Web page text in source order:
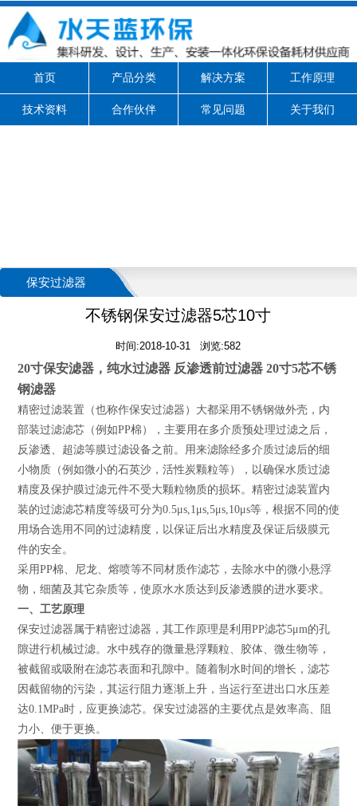
首页 产品分类 解决方案 工作原理
技术资料 合作伙伴 常见问题 关于我们
保安过滤器
不锈钢保安过滤器5芯10寸
时间:2018-10-31 浏览:582
20寸保安滤器，纯水过滤器 反渗透前过滤器 20寸5芯不锈
钢滤器
精密过滤装置（也称作保安过滤器）大都采用不锈钢做外壳，内
部装过滤滤芯（例如PP棉），主要用在多介质预处理过滤之后，
反渗透、超滤等膜过滤设备之前。用来滤除经多介质过滤后的细
小物质（例如微小的石英沙，活性炭颗粒等），以确保水质过滤
精度及保护膜过滤元件不受大颗粒物质的损坏。精密过滤装置内
装的过滤滤芯精度等级可分为0.5μs,1μs,5μs,10μs等，根据不同的使
用场合选用不同的过滤精度，以保证后出水精度及保证后级膜元
件的安全。
采用PP棉、尼龙、熔喷等不同材质作滤芯，去除水中的微小悬浮
物，细菌及其它杂质等，使原水水质达到反渗透膜的进水要求。
一、工艺原理
保安过滤器属于精密过滤器，其工作原理是利用PP滤芯5μm的孔
隙进行机械过滤。水中残存的微量悬浮颗粒、胶体、微生物等，
被截留或吸附在滤芯表面和孔隙中。随着制水时间的增长，滤芯
因截留物的污染，其运行阻力逐渐上升，当运行至进出口水压差
达0.1MPa时，应更换滤芯。保安过滤器的主要优点是效率高、阻
力小、便于更换。